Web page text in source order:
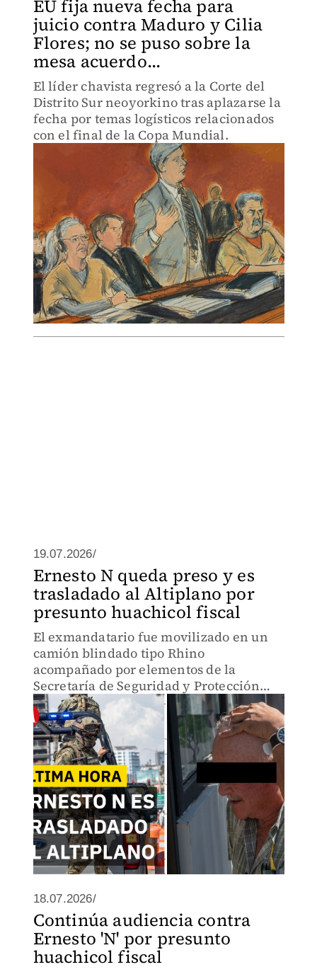
EU fija nueva fecha para
juicio contra Maduro y Cilia
Flores; no se puso sobre la
mesa acuerdo...
El líder chavista regresó a la Corte del
Distrito Sur neoyorkino tras aplazarse la
fecha por temas logísticos relacionados
con el final de la Copa Mundial.
19.07.2026/
Ernesto N queda preso y es
trasladado al Altiplano por
presunto huachicol fiscal
El exmandatario fue movilizado en un
camión blindado tipo Rhino
acompañado por elementos de la
Secretaría de Seguridad y Protección
Ciudadana, Marina, Ejército Mexicano y
la Agencia de Investigación Criminal.
18.07.2026/
Continúa audiencia contra
Ernesto 'N' por presunto
huachicol fiscal